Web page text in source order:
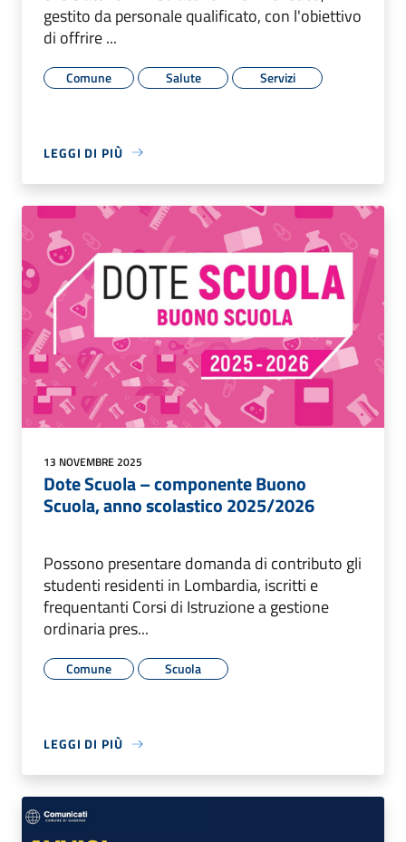
gestito da personale qualificato, con l'obiettivo
di offrire ...
Comune Salute Servizi
LEGGI DI PIÙ
13 NOVEMBRE 2025
Dote Scuola – componente Buono
Scuola, anno scolastico 2025/2026
Possono presentare domanda di contributo gli
studenti residenti in Lombardia, iscritti e
frequentanti Corsi di Istruzione a gestione
ordinaria pres...
Comune Scuola
LEGGI DI PIÙ